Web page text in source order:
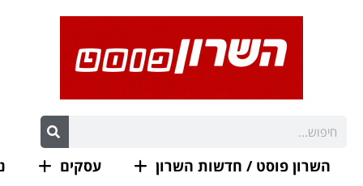
השרון פוסט / חדשות השרון עסקים